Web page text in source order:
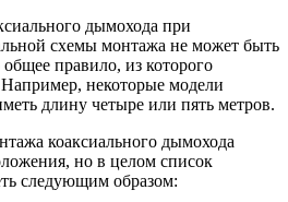
дымохода при
схемы монтажа не может быть
правило, из которого
некоторые модели
длину четыре или пять метров.
коаксиального дымохода
но в целом список
следующим образом: